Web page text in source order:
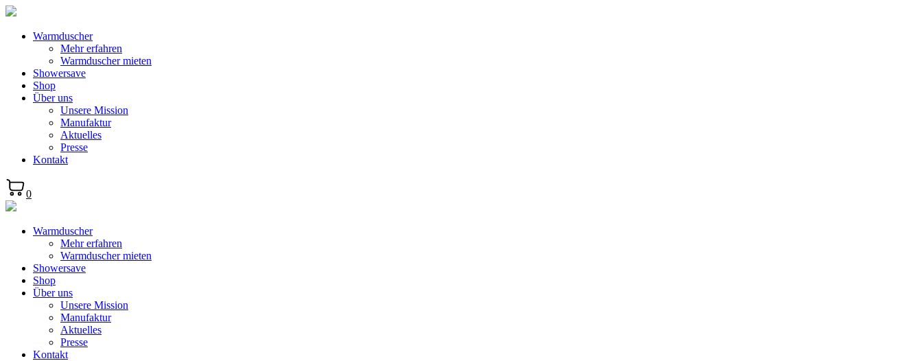
Warmduscher
Mehr erfahren
Warmduscher mieten
Showersave
Shop
Über uns
Unsere Mission
Manufaktur
Aktuelles
Presse
Kontakt
0
Warmduscher
Mehr erfahren
Warmduscher mieten
Showersave
Shop
Über uns
Unsere Mission
Manufaktur
Aktuelles
Presse
Kontakt